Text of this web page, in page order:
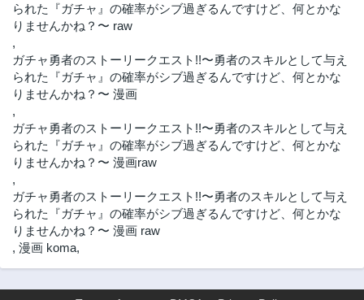
られた『ガチャ』の確率がシブ過ぎるんですけど、何とかな
りませんかね？〜 raw
,
ガチャ勇者のストーリークエスト!!〜勇者のスキルとして与え
られた『ガチャ』の確率がシブ過ぎるんですけど、何とかな
りませんかね？〜 漫画
,
ガチャ勇者のストーリークエスト!!〜勇者のスキルとして与え
られた『ガチャ』の確率がシブ過ぎるんですけど、何とかな
りませんかね？〜 漫画raw
,
ガチャ勇者のストーリークエスト!!〜勇者のスキルとして与え
られた『ガチャ』の確率がシブ過ぎるんですけど、何とかな
りませんかね？〜 漫画 raw
, 漫画 koma,